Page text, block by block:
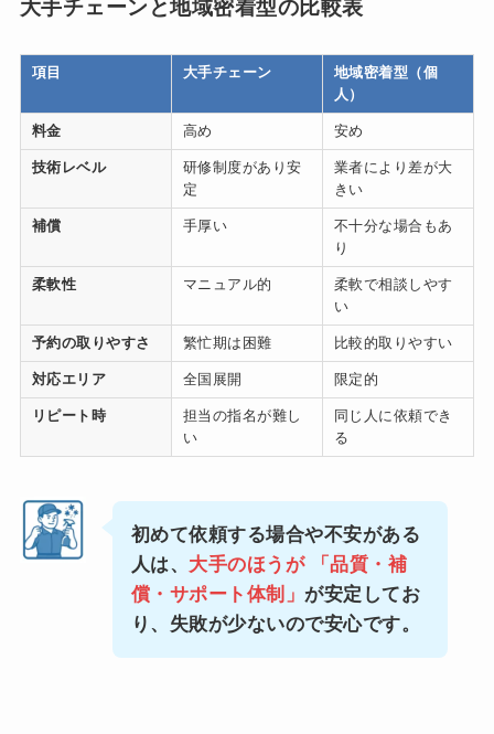
大手チェーンと地域密着型の比較表
項目 大手チェーン
地域密着型（個
人）
料金 高め 安め
技術レベル
研修制度があり安
定
業者により差が大
きい
補償 手厚い
不十分な場合もあ
り
柔軟性 マニュアル的
柔軟で相談しやす
い
予約の取りやすさ 繁忙期は困難 比較的取りやすい
対応エリア 全国展開 限定的
リピート時
担当の指名が難し
い
同じ人に依頼でき
る
初めて依頼する場合や不安がある
人は、 大手のほうが
「品質・補
償・サポート体制 」が安定してお
り、失敗が少ないので安心です。